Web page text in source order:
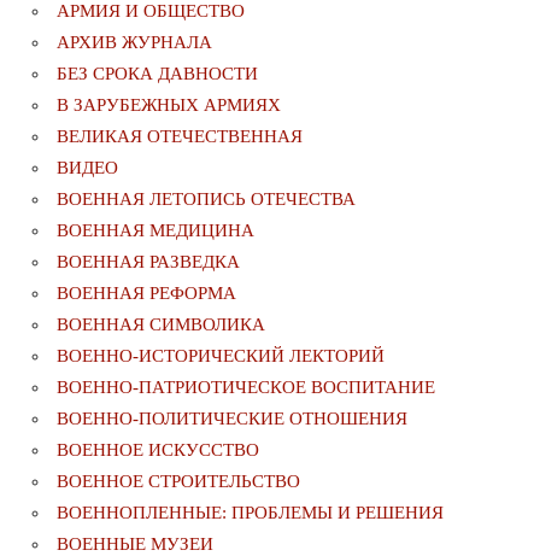
АРМИЯ И ОБЩЕСТВО
АРХИВ ЖУРНАЛА
БЕЗ СРОКА ДАВНОСТИ
В ЗАРУБЕЖНЫХ АРМИЯХ
ВЕЛИКАЯ ОТЕЧЕСТВЕННАЯ
ВИДЕО
ВОЕННАЯ ЛЕТОПИСЬ ОТЕЧЕСТВА
ВОЕННАЯ МЕДИЦИНА
ВОЕННАЯ РАЗВЕДКА
ВОЕННАЯ РЕФОРМА
ВОЕННАЯ СИМВОЛИКА
ВОЕННО-ИСТОРИЧЕСКИЙ ЛЕКТОРИЙ
ВОЕННО-ПАТРИОТИЧЕСКОЕ ВОСПИТАНИЕ
ВОЕННО-ПОЛИТИЧЕСКИE ОТНОШЕНИЯ
ВОЕННОЕ ИСКУССТВО
ВОЕННОЕ СТРОИТЕЛЬСТВО
ВОЕННОПЛЕННЫЕ: ПРОБЛЕМЫ И РЕШЕНИЯ
ВОЕННЫЕ МУЗЕИ